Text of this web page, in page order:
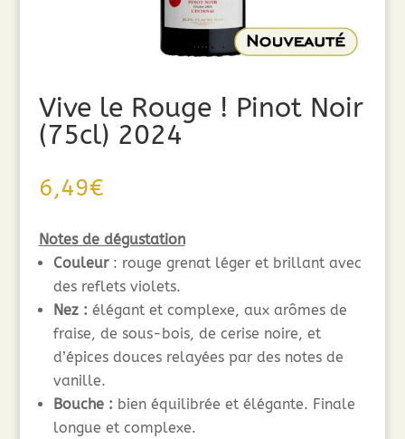
Vive le Rouge ! Pinot Noir
(75cl) 2024
6,49€
Notes de dégustation
Couleur: rouge grenat léger et brillant avec
des reflets violets.
Nez : élégant et complexe, aux arômes de
fraise, de sous-bois, de cerise noire, et
d’épices douces relayées par des notes de
vanille.
Bouche : bien équilibrée et élégante. Finale
longue et complexe.